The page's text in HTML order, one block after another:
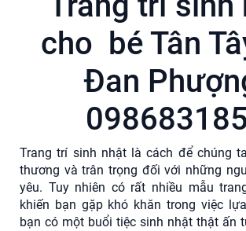
cho bé Tân
Đan
Trang trí sinh nhật là cách để chúng
thương và trân trọng đối với những
yêu. Tuy nhiên có rất nhiều mẫu
khiến bạn gặp khó khăn trong việc
bạn có một buổi tiệc sinh nhật thật ấn